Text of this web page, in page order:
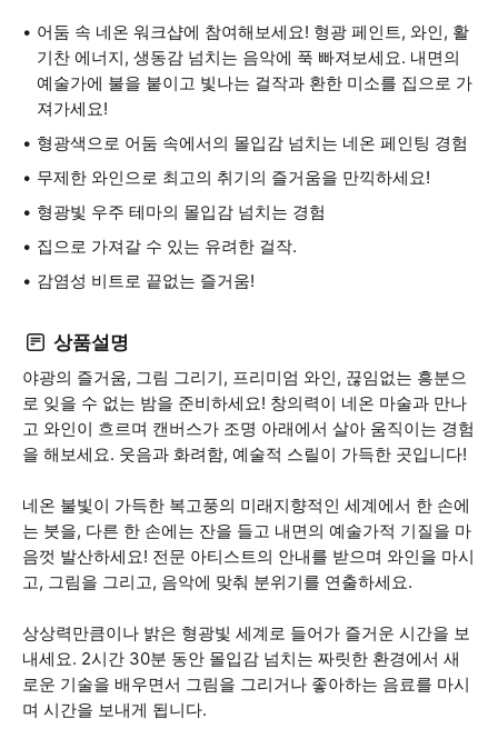
어둠 속 네온 워크샵에 참여해보세요! 형광 페인트, 와인, 활
기찬 에너지, 생동감 넘치는 음악에 푹 빠져보세요. 내면의
예술가에 불을 붙이고 빛나는 걸작과 환한 미소를 집으로 가
져가세요!
형광색으로 어둠 속에서의 몰입감 넘치는 네온 페인팅 경험
무제한 와인으로 최고의 취기의 즐거움을 만끽하세요!
형광빛 우주 테마의 몰입감 넘치는 경험
집으로 가져갈 수 있는 유려한 걸작.
감염성 비트로 끝없는 즐거움!
상품설명
야광의 즐거움, 그림 그리기, 프리미엄 와인, 끊임없는 흥분으
로 잊을 수 없는 밤을 준비하세요! 창의력이 네온 마술과 만나
고 와인이 흐르며 캔버스가 조명 아래에서 살아 움직이는 경험
을 해보세요. 웃음과 화려함, 예술적 스릴이 가득한 곳입니다!
네온 불빛이 가득한 복고풍의 미래지향적인 세계에서 한 손에
는 붓을, 다른 한 손에는 잔을 들고 내면의 예술가적 기질을 마
음껏 발산하세요! 전문 아티스트의 안내를 받으며 와인을 마시
고, 그림을 그리고, 음악에 맞춰 분위기를 연출하세요.
상상력만큼이나 밝은 형광빛 세계로 들어가 즐거운 시간을 보
내세요. 2시간 30분 동안 몰입감 넘치는 짜릿한 환경에서 새
로운 기술을 배우면서 그림을 그리거나 좋아하는 음료를 마시
며 시간을 보내게 됩니다.